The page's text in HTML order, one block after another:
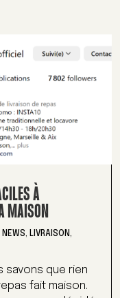
À
MAISON
NEWS, LIVRAISON,
savons que rien
fait maison.